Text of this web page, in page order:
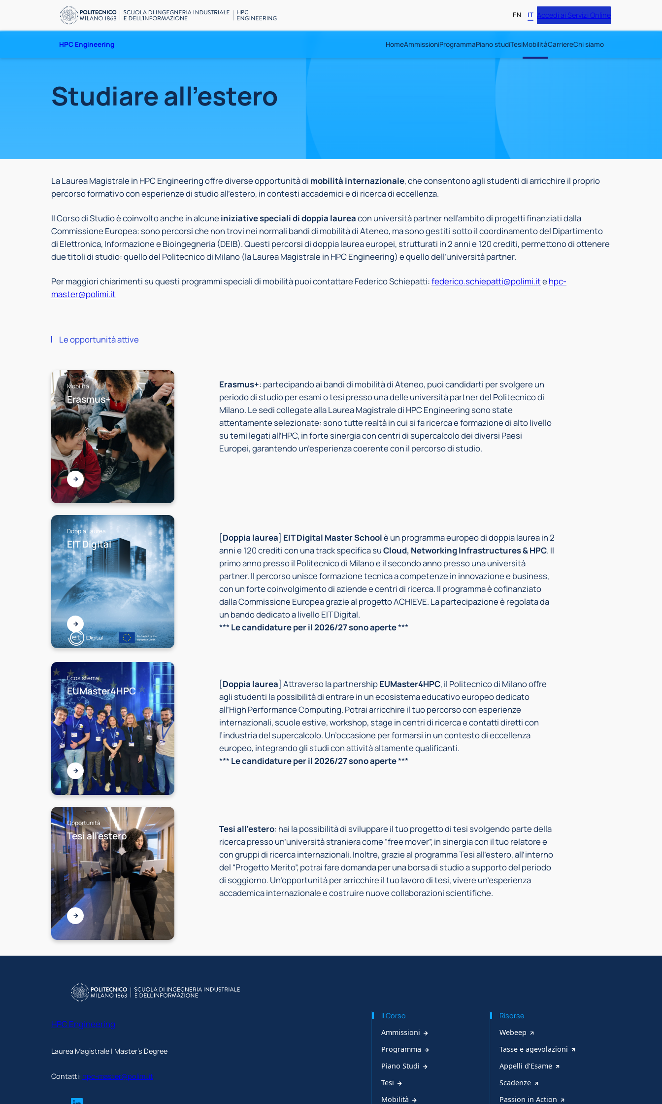
contenuto
EN IT Accedi ai Servizi Online
HPC Engineering HomeAmmissioniProgrammaPiano studiTesiMobilitàCarriereChi siamo
Studiare all’estero
La Laurea Magistrale in HPC Engineering offre diverse opportunità di mobilità internazionale, che consentono agli studenti di arricchire il proprio
percorso formativo con esperienze di studio all’estero, in contesti accademici e di ricerca di eccellenza.
Il Corso di Studio è coinvolto anche in alcune iniziative speciali di doppia laureacon università partner nell’ambito di progetti finanziati dalla
Commissione Europea: sono percorsi che non trovi nei normali bandi di mobilità di Ateneo, ma sono gestiti sotto il coordinamento del Dipartimento
di Elettronica, Informazione e Bioingegneria (DEIB). Questi percorsi di doppia laurea europei, strutturati in 2 anni e 120 crediti, permettono di ottenere
due titoli di studio: quello del Politecnico di Milano (la Laurea Magistrale in HPC Engineering) e quello dell’università partner.
Per maggiori chiarimenti su questi programmi speciali di mobilità puoi contattare Federico Schiepatti:federico.schiepatti@polimi.ite hpc-
master@polimi.it
Le opportunità attive
Mobilità
Erasmus+
Erasmus+: partecipando ai bandi di mobilità di Ateneo, puoi candidarti per svolgere un
periodo di studio per esami o tesi presso una delle università partner del Politecnico di
Milano. Le sedi collegate alla Laurea Magistrale di HPC Engineering sono state
attentamente selezionate: sono tutte realtà in cui si fa ricerca e formazione di alto livello
su temi legati all’HPC, in forte sinergia con centri di supercalcolo dei diversi Paesi
Europei, garantendo un’esperienza coerente con il percorso di studio.
Doppia Laurea
EIT Digital
[Doppia laurea] EIT Digital Master Schoolè un programma europeo di doppia laurea in 2
anni e 120 crediti con una track specifica suCloud, Networking Infrastructures & HPC. Il
primo anno presso il Politecnico di Milano e il secondo anno presso una università
partner. Il percorso unisce formazione tecnica a competenze in innovazione e business,
con un forte coinvolgimento di aziende e centri di ricerca. Il programma è cofinanziato
dalla Commissione Europea grazie al progetto ACHIEVE. La partecipazione è regolata da
un bando dedicato a livello EIT Digital.
***Le candidature per il 2026/27 sono aperte***
Ecosistema
EUMaster4HPC
[Doppia laurea] Attraverso la partnershipEUMaster4HPC, il Politecnico di Milano offre
agli studenti la possibilità di entrare in un ecosistema educativo europeo dedicato
all’High Performance Computing. Potrai arricchire il tuo percorso con esperienze
internazionali, scuole estive, workshop, stage in centri di ricerca e contatti diretti con
l’industria del supercalcolo. Un’occasione per formarsi in un contesto di eccellenza
europeo, integrando gli studi con attività altamente qualificanti.
***Le candidature per il 2026/27 sono aperte***
Opportunità
Tesi all’estero
Tesi all’estero: hai la possibilità di sviluppare il tuo progetto di tesi svolgendo parte della
ricerca presso un’università straniera come “free mover”, in sinergia con il tuo relatore e
con gruppi di ricerca internazionali. Inoltre, grazie al programma Tesi all’estero, all’interno
del “Progetto Merito”, potrai fare domanda per una borsa di studio a supporto del periodo
di soggiorno. Un’opportunità per arricchire il tuo lavoro di tesi, vivere un’esperienza
accademica internazionale e costruire nuove collaborazioni scientifiche.
HPC Engineering
Laurea Magistrale | Master's Degree
Contatti: hpc-master@polimi.it
Il Corso
Ammissioni
Programma
Piano Studi
Tesi
Mobilità
Risorse
Webeep
Tasse e agevolazioni
Appelli d’Esame
Scadenze
Passion in Action